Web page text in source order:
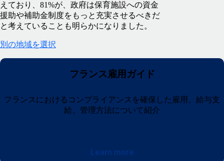
えており、81%が、政府は保育施設への資金
援助や補助金制度をもっと充実させるべきだ
と考えていることも明らかになりました。
別の地域を選択
フランス雇用ガイド
フランスにおけるコンプライアンスを確保した雇用、給与支
給、管理方法について紹介
Learn more